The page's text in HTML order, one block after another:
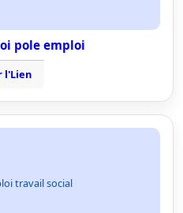
pole emploi
l'Lien
travail social